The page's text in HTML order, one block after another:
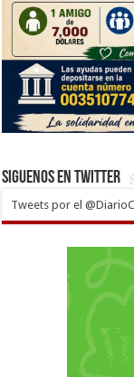
Siguenos en twitter
Tweets por el